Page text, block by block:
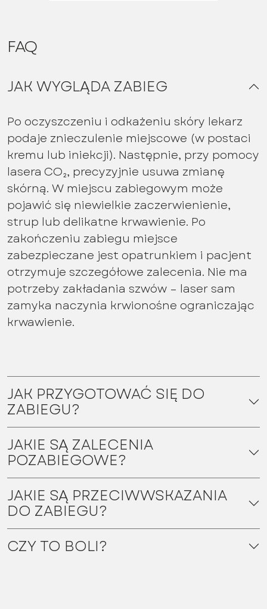
FAQ
JAK WYGLĄDA ZABIEG
Po oczyszczeniu i odkażeniu skóry lekarz
podaje znieczulenie miejscowe (w postaci
kremu lub iniekcji). Następnie, przy pomocy
lasera CO₂, precyzyjnie usuwa zmianę
skórną. W miejscu zabiegowym może
pojawić się niewielkie zaczerwienienie,
strup lub delikatne krwawienie. Po
zakończeniu zabiegu miejsce
zabezpieczane jest opatrunkiem i pacjent
otrzymuje szczegółowe zalecenia. Nie ma
potrzeby zakładania szwów – laser sam
zamyka naczynia krwionośne ograniczając
krwawienie.
JAK PRZYGOTOWAĆ SIĘ DO
ZABIEGU?
JAKIE SĄ ZALECENIA
POZABIEGOWE?
JAKIE SĄ PRZECIWWSKAZANIA
DO ZABIEGU?
CZY TO BOLI?